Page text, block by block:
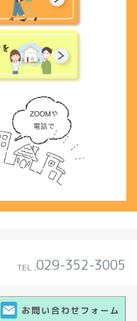
TEL .029-352-3005